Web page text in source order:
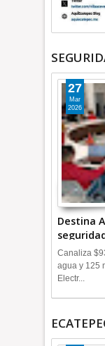
Destina
+Video
27
Mar
2026
Canaliza
agua y 125
Electr...